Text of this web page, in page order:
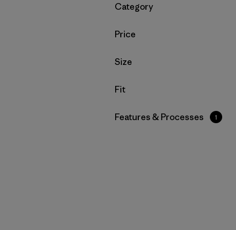
Filtrar por
Category
Filtrar por
Price
Filtrar por
Size
Filtrar por
Fit
Filtrar por
Features & Processes 1